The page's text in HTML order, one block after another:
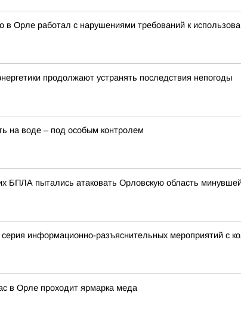
в Орле работал с нарушениями требований к
продолжают устранять последствия непогоды
на воде – под особым контролем
БПЛА пытались атаковать Орловскую область
информационно-разъяснительных мероприятий с
в Орле проходит ярмарка меда